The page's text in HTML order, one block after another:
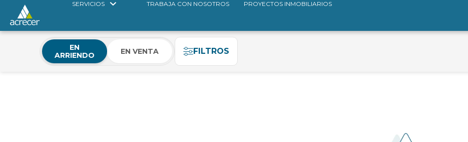
SERVICIOS TRABAJA CON NOSOTROS PROYECTOS INMOBILIARIOS
EN
ARRIENDO
EN VENTA FILTROS